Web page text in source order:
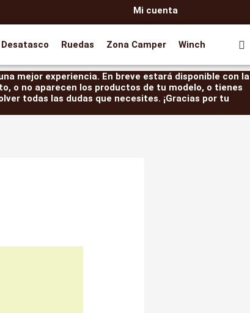
Mi cuenta
Ruedas Zona Camper Winch
mejor experiencia. En breve estará disponible con la
o no aparecen los productos de tu modelo, o tienes
todas las dudas que necesites. ¡Gracias por tu